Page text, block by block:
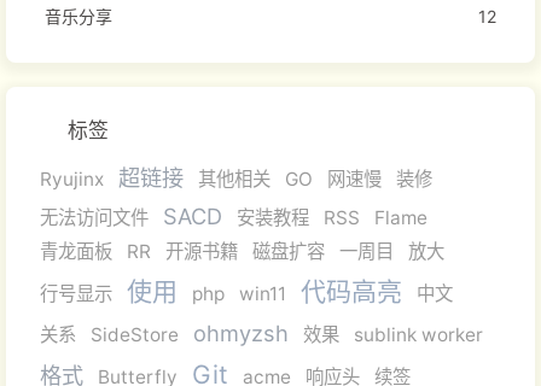
音乐分享
12
标签
Ryujinx 超链接 其他相关 GO 网速慢
装修
无法访问文件
SACD 安装教程 RSS
Flame
青龙面板
RR 开源书籍 磁盘扩容 一周目
放大
行号显示
使用 php win11 代码高亮
中文
关系
SideStore ohmyzsh 效果 sublink worker
格式 Butterfly Git acme 响应头
续签